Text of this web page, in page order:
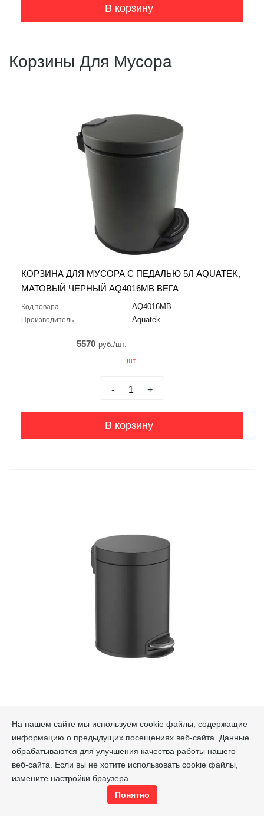
В корзину
Корзины Для Мусора
КОРЗИНА ДЛЯ МУСОРА С ПЕДАЛЬЮ 5Л AQUATEK,
МАТОВЫЙ ЧЕРНЫЙ AQ4016MB ВЕГА
Код товара AQ4016MB
Производитель Aquatek
5570 руб./шт.
шт.
- +
В корзину
МАТОВЫЙ ЧЕРНЫЙ AQ4991MB
Код товара AQ4991MB
Производитель Aquatek
руб./шт.
шт.
На нашем сайте мы используем cookie файлы, содержащие
информацию о предыдущих посещениях веб-сайта. Данные
обрабатываются для улучшения качества работы нашего
веб-сайта. Если вы не хотите использовать cookie файлы,
измените настройки браузера.
Понятно